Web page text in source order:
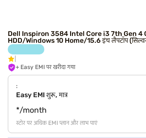
Dell Inspiron 3584 Intel Core i3 7th Gen 4
HDD/Windows 10 Home/15.6 इंच लैपटॉप
+ Easy EMI पर खरीदा गया
:
Easy EMI शुरू, मात्र
*/month
स्टोर पर अधिक EMI प्लान और लाभ पाएं